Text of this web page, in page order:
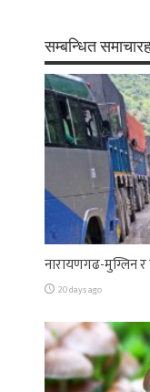
सम्बन्धित
नारायणगढ-मुग्लिन
20 days ago